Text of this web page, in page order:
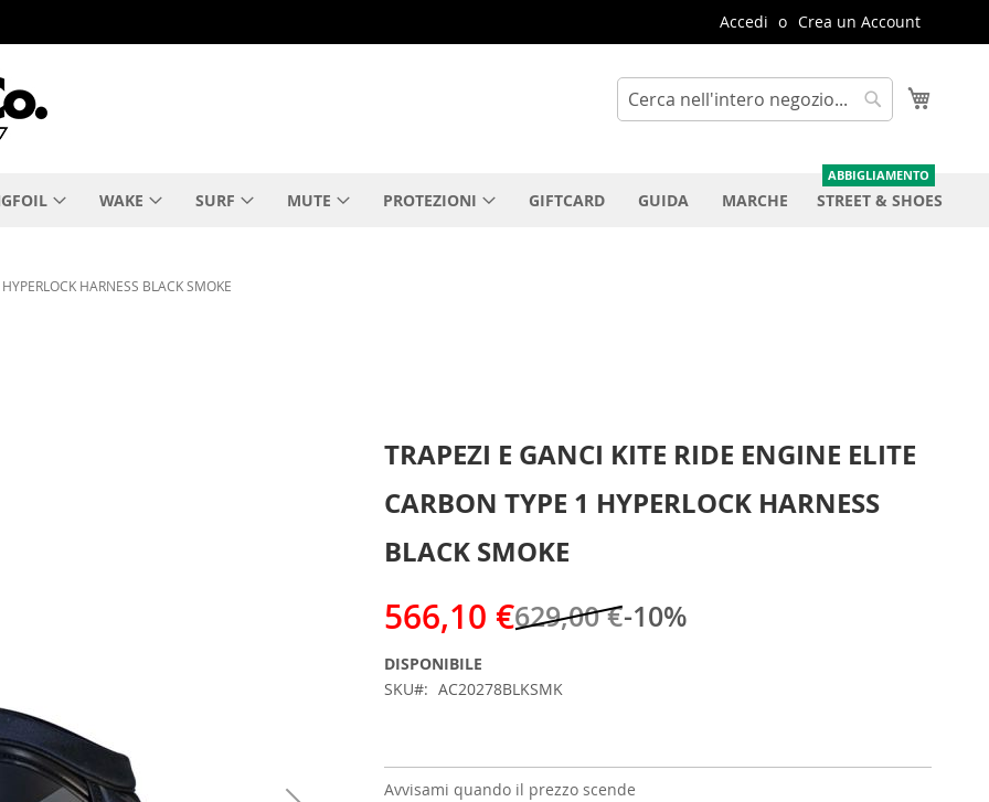
Accedi Crea un Account
Cerca
WAKE SURF MUTE PROTEZIONI GIFTCARD GUIDA MARCHE STREET & SHOES
HARNESS BLACK SMOKE
TRAPEZI E GANCI KITE RIDE ENGINE ELITE
CARBON TYPE 1 HYPERLOCK HARNESS
BLACK SMOKE
566,10 €629,00 €-10%
DISPONIBILE
SKU
AC20278BLKSMK
Avvisami quando il prezzo scende